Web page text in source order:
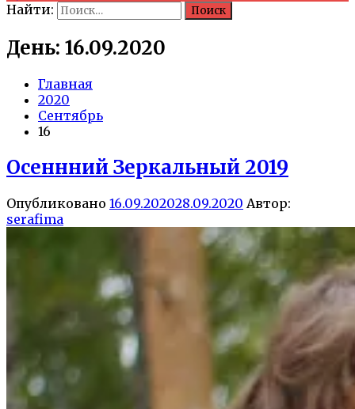
Найти:
День: 16.09.2020
Главная
2020
Сентябрь
16
Осеннний Зеркальный 2019
Опубликовано 16.09.202028.09.2020 Автор:
serafima